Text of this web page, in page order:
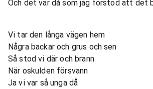
Och det var då som jag förstod att det
Vi tar den långa vägen hem
Några backar och grus och sen
Så stod vi där och brann
När oskulden försvann
Ja vi var så unga då